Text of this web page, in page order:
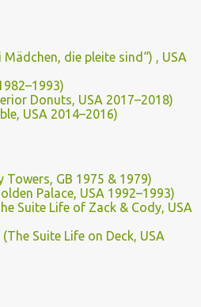
Mädchen, die pleite sind“) , USA
Donuts, USA 2017–2018)
USA 2014–2016)
Towers, GB 1975 & 1979)
Palace, USA 1992–1993)
Suite Life of Zack & Cody, USA
Suite Life on Deck, USA